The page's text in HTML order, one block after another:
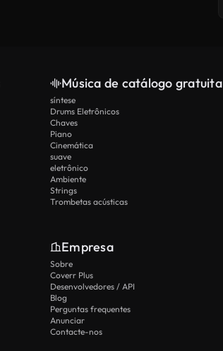
Música de catálogo gratuita
síntese
Drums Eletrônicos
Chaves
Piano
Cinemática
suave
eletrônico
Ambiente
Strings
Trombetas acústicas
Empresa
Sobre
Coverr Plus
Desenvolvedores / API
Blog
Perguntas frequentes
Anunciar
Contacte-nos